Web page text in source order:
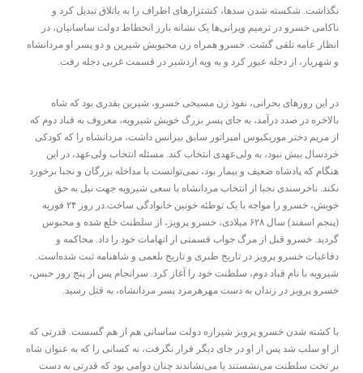
نگذاشت. شکسته شدن سدها، کشتزارهای اطراف را به باتلاق تبدیل کرد و
ناکامی خسرو در ترمیم ویرانی‌ها یک نشانه بارز انحطاط دولت ساسانیان، در
انظار عامه تلقی گشت. خسرو همراه زن محبوبش شیرین و دو پسر او مردانشاه
و شهریار، از دجله عبور کرد و به ویه اردشیر در قسمت غربی دجله رفت.
در این روزهای بحرانی، نفوذ زن مسیحی خسرو، شیرین بقدری بود که شاه
بالاخره در صدد درآمد، به جای پسر بزرگ خویش شیرویه، معروف به قباد دوم که
از مریم دختر موریکیوس امپراتور سابق بیزانس داشت، مردانشاه را که کودکی
خردسال بیش نبود، به ولی‌عهدی انتخاب کند. مسئله انتخاب ولی‌عهد، در این
هنگام که پادشاه ضعیف و بیمار بود، نمی‌توانست با مداخله بزرگان و نجبا برخورد
نکند. ناخرسندی نجبا از انتخاب مردانشاه با سعی شیرویه جهت نیل به حق
خویش، خسرو را مواجه با یک توطئه خونین خانوادگی ساخت.در روز ۲۴ فوریه
(پنجم اسفند) سال ۶۲۸ میلادی، خسرو پرویز، از سلطنت خلع شده و محبوس
گردید. خسرو قبل از مرگ جواب قسمتی از اتهامات خود را داد. محاکمه و
دفاعیات خسرو پرویز در تاریخ طبری و تاریخ بلعمی و شاهنامه ثبت شده‌است.
شیرویه با نام قباد دوم، سلطنت خود را آغاز کرد. سرانجام پس از پنج روز حبس،
خسرو پرویز در زندان به دست مهرهرمزد پسر مردانشاه، به قتل رسید.
با کشته شدن خسرو پرویز شیرازه دولت ساسانی هم از هم گسست. قدرتی که
از او سلب شد پس از او در جای دیگر قرار نگرفت، نه کسانی را که به عنوان شاه
بر تخت سلطنت می‌نشستند یا می‌نشاندند چنان دوامی بود که قدرتی به دست